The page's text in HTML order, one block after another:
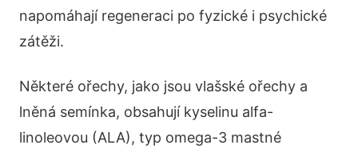
napomáhají regeneraci po fyzické i psychické
zátěži.
Některé ořechy, jako jsou vlašské ořechy a
lněná semínka, obsahují kyselinu alfa-
linoleovou (ALA), typ omega-3 mastné